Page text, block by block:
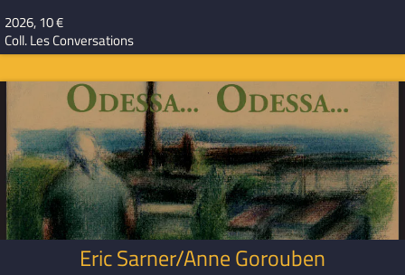
2026, 10 €
Coll. Les Conversations
Eric Sarner/Anne Gorouben